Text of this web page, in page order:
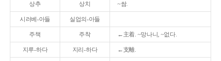
상추 상치 ~쌈.
시러베-아들 실업의-아들
주책 주착 ←主着. ~망나니, ~없다.
지루-하다 지리-하다 ←支離.